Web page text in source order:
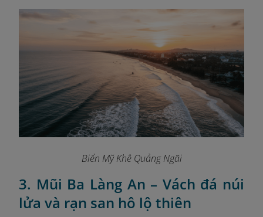
Biển Mỹ Khê Quảng Ngãi
3. Mũi Ba Làng An – Vách đá núi
lửa và rạn san hô lộ thiên